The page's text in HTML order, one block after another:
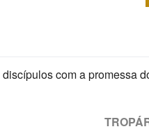
com a promessa